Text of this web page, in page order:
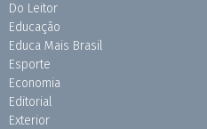
Do Leitor
Educação
Educa Mais Brasil
Esporte
Economia
Editorial
Exterior